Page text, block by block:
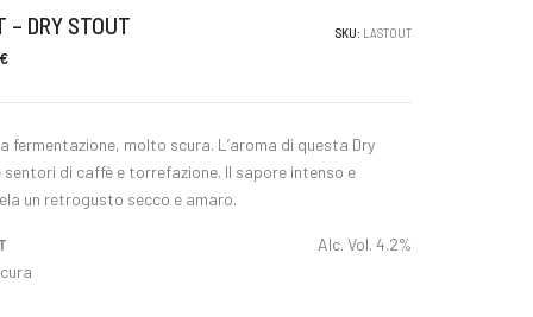
– DRY STOUT
€
SKU: LASTOUT
fermentazione, molto scura. L’aroma di questa Dry
di caffè e torrefazione. Il sapore intenso e
un retrogusto secco e amaro.
Alc. Vol. 4.2%